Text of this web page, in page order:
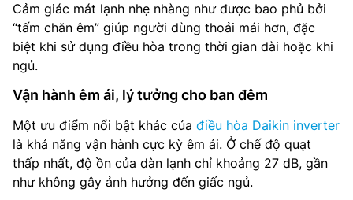
Cảm giác mát lạnh nhẹ nhàng như được bao phủ bởi
“tấm chăn êm” giúp người dùng thoải mái hơn, đặc
biệt khi sử dụng điều hòa trong thời gian dài hoặc khi
ngủ.
Vận hành êm ái, lý tưởng cho ban đêm
Một ưu điểm nổi bật khác của điều hòa Daikin inverter
là khả năng vận hành cực kỳ êm ái. Ở chế độ quạt
thấp nhất, độ ồn của dàn lạnh chỉ khoảng 27 dB, gần
như không gây ảnh hưởng đến giấc ngủ.